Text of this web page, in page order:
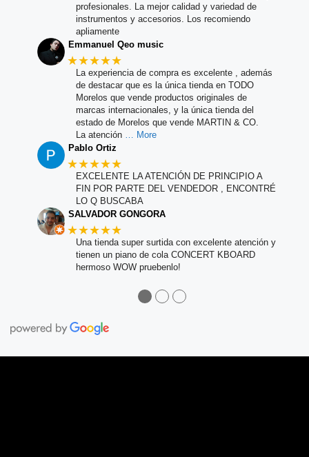
profesionales. La mejor calidad y variedad de
instrumentos y accesorios. Los recomiendo
apliamente
Emmanuel Qeo music
★★★★★
La experiencia de compra es excelente , además
de destacar que es la única tienda en TODO
Morelos que vende productos originales de
marcas internacionales, y la única tienda del
estado de Morelos que vende MARTIN & CO.
La atención
… More
Pablo Ortiz
★★★★★
EXCELENTE LA ATENCIÓN DE PRINCIPIO A
FIN POR PARTE DEL VENDEDOR , ENCONTRÉ
LO Q BUSCABA
SALVADOR GONGORA
★★★★★
Una tienda super surtida con excelente atención y
tienen un piano de cola CONCERT KBOARD
hermoso WOW pruebenlo!
●●●